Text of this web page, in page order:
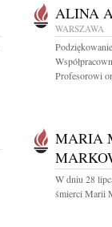
ALINA
WARSZAWA
Profesorowi
MARIA
W dniu 28
śmierci Marii